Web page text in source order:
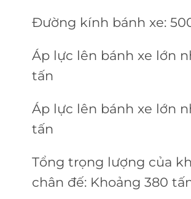
Đường kính bánh xe:
Áp lực lên bánh xe lớn
tấn
Áp lực lên bánh xe lớn
tấn
Tổng trọng lượng của
chân đế: Khoảng 380